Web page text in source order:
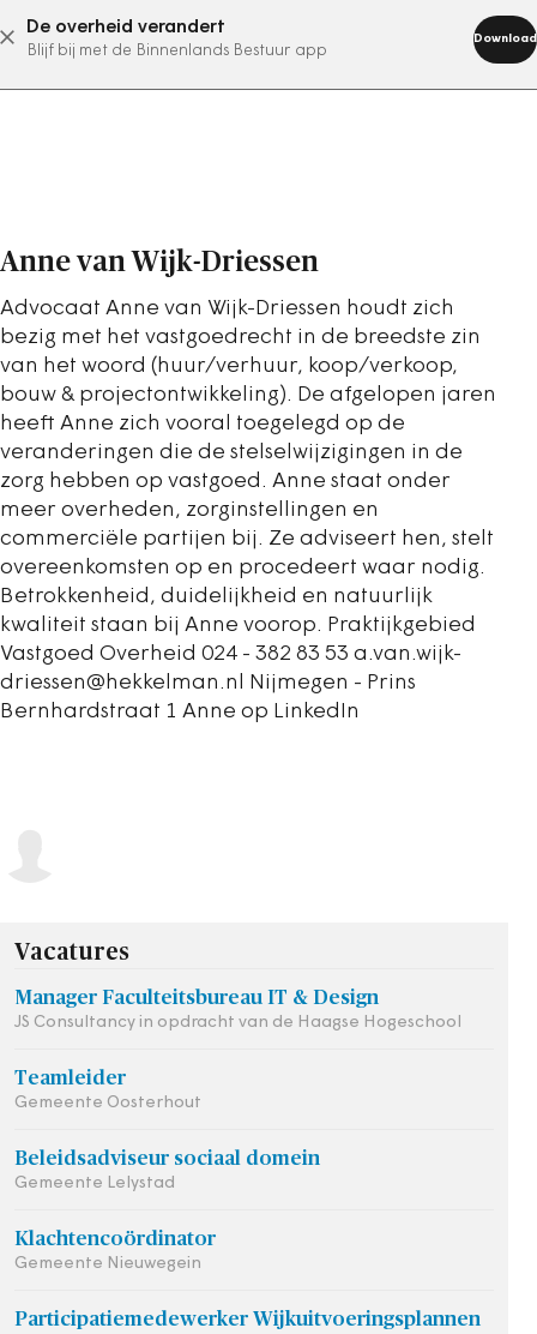
De overheid verandert
Blijf bij met de Binnenlands Bestuur app
Download
abonneer nu
Anne van Wijk-Driessen
Advocaat Anne van Wijk-Driessen houdt zich
bezig met het vastgoedrecht in de breedste zin
van het woord (huur/verhuur, koop/verkoop,
bouw & projectontwikkeling). De afgelopen jaren
heeft Anne zich vooral toegelegd op de
veranderingen die de stelselwijzigingen in de
zorg hebben op vastgoed. Anne staat onder
meer overheden, zorginstellingen en
commerciële partijen bij. Ze adviseert hen, stelt
overeenkomsten op en procedeert waar nodig.
Betrokkenheid, duidelijkheid en natuurlijk
kwaliteit staan bij Anne voorop. Praktijkgebied
Vastgoed Overheid 024 - 382 83 53 a.van.wijk-
driessen@hekkelman.nl Nijmegen - Prins
Bernhardstraat 1 Anne op LinkedIn
Vacatures
Manager Faculteitsbureau IT & Design
JS Consultancy in opdracht van de Haagse Hogeschool
Teamleider
Gemeente Oosterhout
Beleidsadviseur sociaal domein
Gemeente Lelystad
Klachtencoördinator
Gemeente Nieuwegein
Participatiemedewerker Wijkuitvoeringsplannen